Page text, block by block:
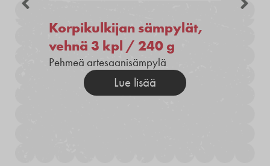
Korpikulkijan sämpylät,
vehnä 3 kpl / 240 g
Pehmeä artesaanisämpylä
Lue lisää